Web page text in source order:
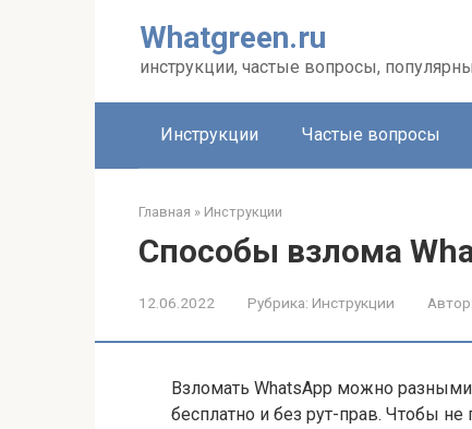
Whatgreen.ru
инструкции, частые вопросы,
Инструкции Частые вопросы
Главная » Инструкции
Способы взлома
12.06.2022 Рубрика: Инструкции Автор:
Взломать WhatsApp можно разными
бесплатно и без рут-прав. Чтобы